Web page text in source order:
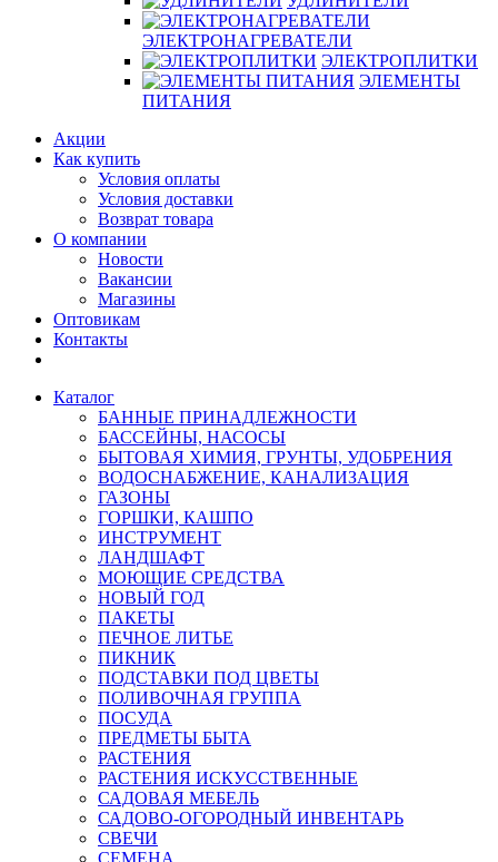
ЭЛЕКТРОНАГРЕВАТЕЛИ
ЭЛЕКТРОПЛИТКИ
ЭЛЕМЕНТЫ
ПИТАНИЯ
Акции
Как купить
Условия оплаты
Условия доставки
Возврат товара
О компании
Новости
Вакансии
Магазины
Оптовикам
Контакты
Каталог
БАННЫЕ ПРИНАДЛЕЖНОСТИ
БАССЕЙНЫ, НАСОСЫ
БЫТОВАЯ ХИМИЯ, ГРУНТЫ, УДОБРЕНИЯ
ВОДОСНАБЖЕНИЕ, КАНАЛИЗАЦИЯ
ГАЗОНЫ
ГОРШКИ, КАШПО
ИНСТРУМЕНТ
ЛАНДШАФТ
МОЮЩИЕ СРЕДСТВА
НОВЫЙ ГОД
ПАКЕТЫ
ПЕЧНОЕ ЛИТЬЕ
ПИКНИК
ПОДСТАВКИ ПОД ЦВЕТЫ
ПОЛИВОЧНАЯ ГРУППА
ПОСУДА
ПРЕДМЕТЫ БЫТА
РАСТЕНИЯ
РАСТЕНИЯ ИСКУССТВЕННЫЕ
САДОВАЯ МЕБЕЛЬ
САДОВО-ОГОРОДНЫЙ ИНВЕНТАРЬ
СВЕЧИ
СЕМЕНА